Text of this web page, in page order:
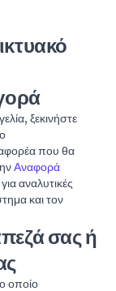
ξεκινήστε
που θα
Αναφορά
για αναλυτικές
και τον
σας ή
οποίο